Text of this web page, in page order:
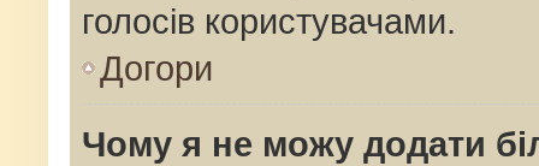
голосів користувачами.
Догори
Чому я не можу додати